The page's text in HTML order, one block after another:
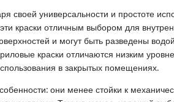
своей универсальности и простоте
краски отличным выбором для
и могут быть разведены
краски отличаются низким
в закрытых помещениях.
они менее стойки к